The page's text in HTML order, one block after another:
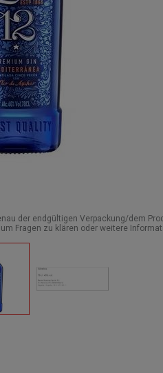
der endgültigen Verpackung/dem
Fragen zu klären oder weitere